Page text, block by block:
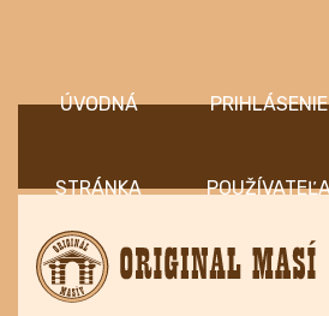
ÚVOD PRIHLÁSENIE